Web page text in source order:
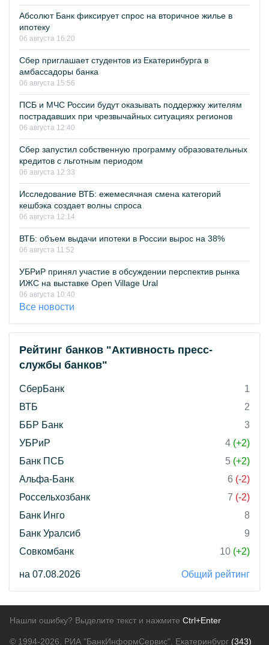
Абсолют Банк фиксирует спрос на вторичное жилье в
ипотеку
06 августа 16:20
Сбер приглашает студентов из Екатеринбурга в
амбассадоры банка
06 августа 15:56
ПСБ и МЧС России будут оказывать поддержку жителям
пострадавших при чрезвычайных ситуациях регионов
06 августа 12:40
Сбер запустил собственную программу образовательных
кредитов с льготным периодом
06 августа 12:33
Исследование ВТБ: ежемесячная смена категорий
кешбэка создает волны спроса
06 августа 12:14
ВТБ: объем выдачи ипотеки в России вырос на 38%
06 августа 11:52
УБРиР принял участие в обсуждении перспектив рынка
ИЖС на выставке Open Village Ural
06 августа 10:40
Все новости
Рейтинг банков "Активность пресс-
службы банков"
СберБанк
1
ВТБ
2
ББР Банк
3
УБРиР
4 (+2)
Банк ПСБ
5 (+2)
Альфа-Банк
6 (-2)
Россельхозбанк
7 (-2)
Банк Инго
8
Банк Уралсиб
9
Совкомбанк
10 (+2)
на 07.08.2026 Общий рейтинг
Нашли ошибку? Выделите текст и нажмите Ctrl+Enter
© 1994-2026. РИА "БанкИнформСервис". Екатеринбург (343)